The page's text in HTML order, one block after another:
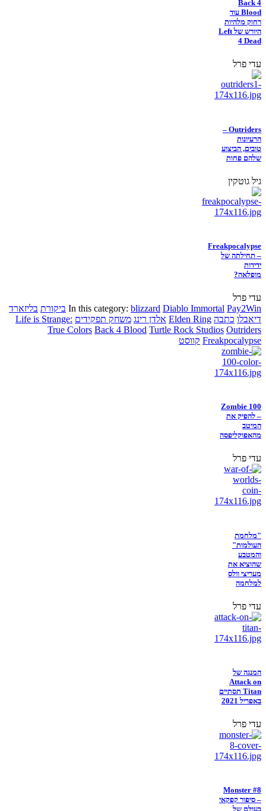
Back 4
Blood עוד
רחוק מלהיות
היורש של Left
4 Dead
עדי פרל
Outriders –
הרעיונות
טובים, הביצוע
שלהם פחות
גיל גוטקין
Freakpocalypse
– תחילתה של
ידידות
מופלאה?
עדי פרל
In this category: blizzard Diablo Immortal Pay2Win ביקורת בליזארד
דיאבלו כתבה Elden Ring אלדן רינג משחק תפקידים Life is Strange:
True Colors Back 4 Blood Turtle Rock Studios Outriders
Freakpocalypse קווסט
Zombie 100
– להפיק את
המיטב
מהאפוקליפסה
עדי פרל
"מלחמת
העולמות"
והמטבע
שהוציא את
מעריצי וולס
למלחמה
עדי פרל
המנגה של
Attack on
Titan תסתיים
באפריל 2021
עדי פרל
Monster #8
– סיפור קפקאי
בעולם של